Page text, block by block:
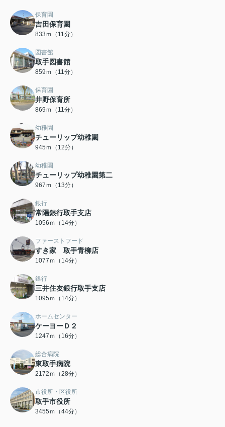
保育園
吉田保育園
833ｍ（11分）
図書館
取手図書館
859ｍ（11分）
保育園
井野保育所
869ｍ（11分）
幼稚園
チューリップ幼稚園
945ｍ（12分）
幼稚園
チューリップ幼稚園第二
967ｍ（13分）
銀行
常陽銀行取手支店
1056ｍ（14分）
ファーストフード
すき家 取手青柳店
1077ｍ（14分）
銀行
三井住友銀行取手支店
1095ｍ（14分）
ホームセンター
ケーヨーＤ２
1247ｍ（16分）
総合病院
東取手病院
2172ｍ（28分）
市役所・区役所
取手市役所
3455ｍ（44分）